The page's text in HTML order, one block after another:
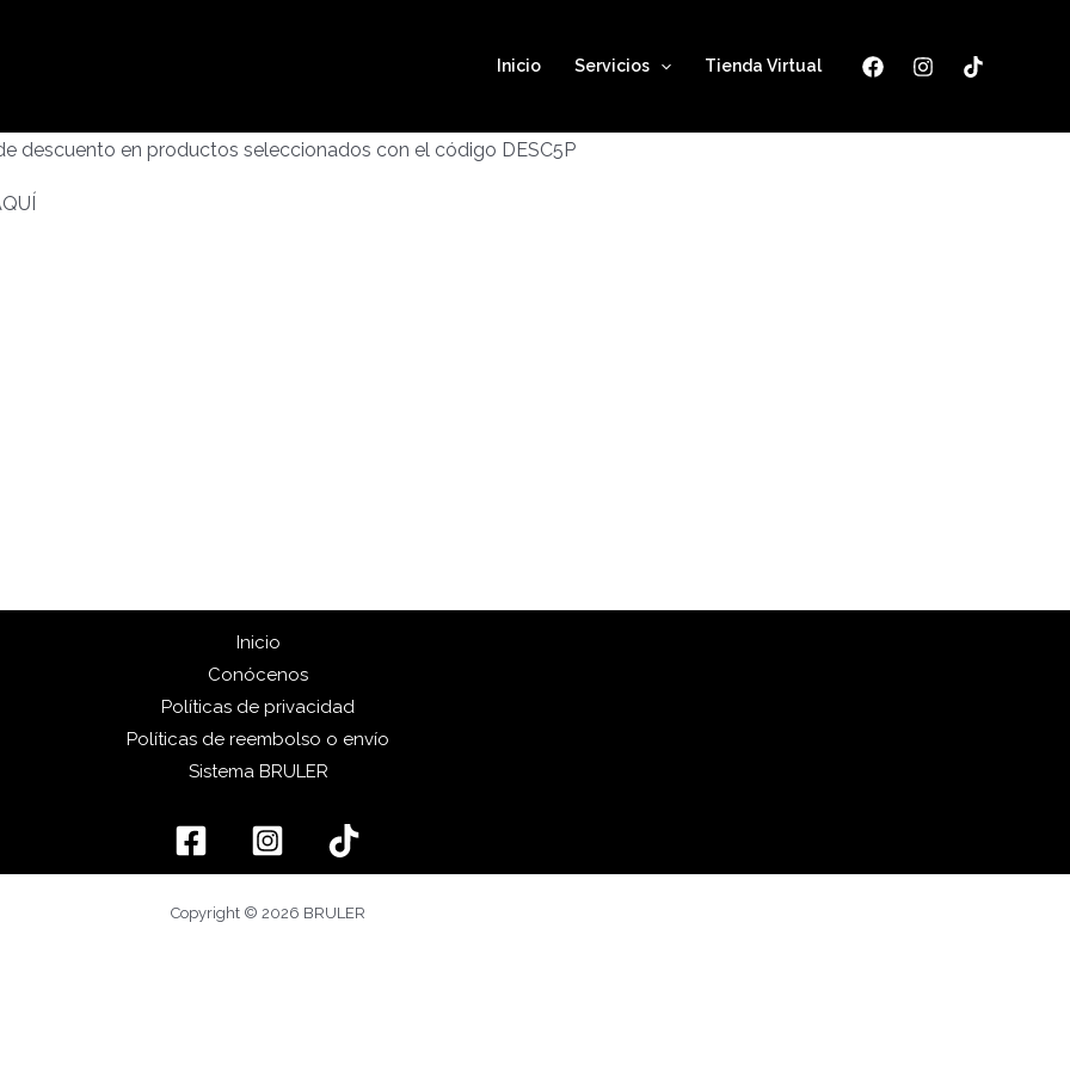
Inicio Servicios Tienda Virtual
descuento en productos seleccionados con el código DESC5P
Inicio
Conócenos
Políticas de privacidad
Políticas de reembolso o envío
Sistema BRULER
Copyright © 2026 BRULER